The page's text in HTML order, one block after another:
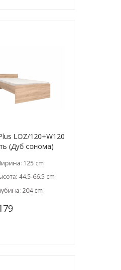
LOZ/120+W120
(Дуб сонома)
125 cm
44.5-66.5 cm
204 cm